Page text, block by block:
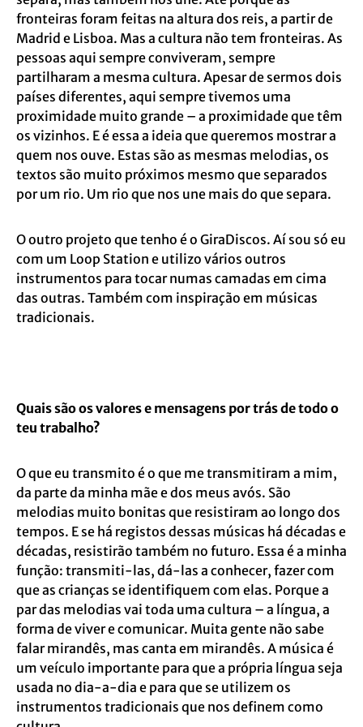
fronteiras foram feitas na altura dos reis, a partir de
Madrid e Lisboa. Mas a cultura não tem fronteiras. As
pessoas aqui sempre conviveram, sempre
partilharam a mesma cultura. Apesar de sermos dois
países diferentes, aqui sempre tivemos uma
proximidade muito grande – a proximidade que têm
os vizinhos. E é essa a ideia que queremos mostrar a
quem nos ouve. Estas são as mesmas melodias, os
textos são muito próximos mesmo que separados
por um rio. Um rio que nos une mais do que separa.
O outro projeto que tenho é o GiraDiscos. Aí sou só eu
com um Loop Station e utilizo vários outros
instrumentos para tocar numas camadas em cima
das outras. Também com inspiração em músicas
tradicionais.
Quais são os valores e mensagens por trás de todo o
teu trabalho?
O que eu transmito é o que me transmitiram a mim,
da parte da minha mãe e dos meus avós. São
melodias muito bonitas que resistiram ao longo dos
tempos. E se há registos dessas músicas há décadas e
décadas, resistirão também no futuro. Essa é a minha
função: transmiti-las, dá-las a conhecer, fazer com
que as crianças se identifiquem com elas. Porque a
par das melodias vai toda uma cultura – a língua, a
forma de viver e comunicar. Muita gente não sabe
falar mirandês, mas canta em mirandês. A música é
um veículo importante para que a própria língua seja
usada no dia-a-dia e para que se utilizem os
instrumentos tradicionais que nos definem como